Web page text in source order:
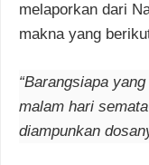
melaporkan dari
makna yang
“Barangsiapa
malam hari
diampunkan